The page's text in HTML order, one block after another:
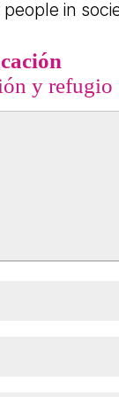
in
y refugio